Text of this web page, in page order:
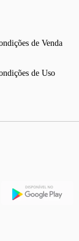
de Venda
de Uso